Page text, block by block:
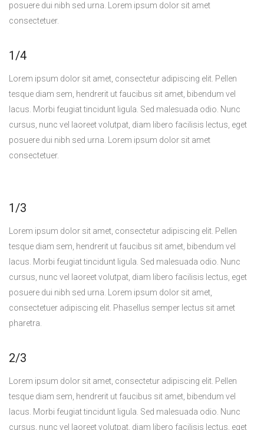
posuere dui nibh sed urna. Lorem ipsum dolor sit amet
consectetuer.
1/4
Lorem ipsum dolor sit amet, consectetur adipiscing elit. Pellen
tesque diam sem, hendrerit ut faucibus sit amet, bibendum vel
lacus. Morbi feugiat tincidunt ligula. Sed malesuada odio. Nunc
cursus, nunc vel laoreet volutpat, diam libero facilisis lectus, eget
posuere dui nibh sed urna. Lorem ipsum dolor sit amet
consectetuer.
1/3
Lorem ipsum dolor sit amet, consectetur adipiscing elit. Pellen
tesque diam sem, hendrerit ut faucibus sit amet, bibendum vel
lacus. Morbi feugiat tincidunt ligula. Sed malesuada odio. Nunc
cursus, nunc vel laoreet volutpat, diam libero facilisis lectus, eget
posuere dui nibh sed urna. Lorem ipsum dolor sit amet,
consectetuer adipiscing elit. Phasellus semper lectus sit amet
pharetra.
2/3
Lorem ipsum dolor sit amet, consectetur adipiscing elit. Pellen
tesque diam sem, hendrerit ut faucibus sit amet, bibendum vel
lacus. Morbi feugiat tincidunt ligula. Sed malesuada odio. Nunc
cursus, nunc vel laoreet volutpat, diam libero facilisis lectus, eget